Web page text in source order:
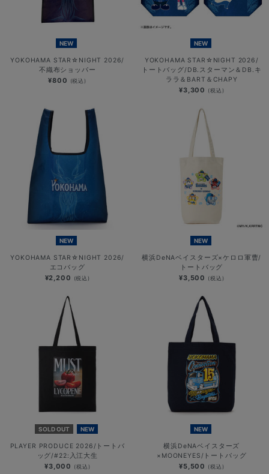
NEW
YOKOHAMA STAR☆NIGHT 2026/
不織布ショッパー
¥800 (税込)
NEW
YOKOHAMA STAR☆NIGHT 2026/
トートバッグ/DB.スターマン＆DB.キ
ララ＆BART＆CHAPY
¥3,300 (税込)
NEW
YOKOHAMA STAR☆NIGHT 2026/
エコバッグ
¥2,200 (税込)
NEW
横浜DeNAベイスターズ×ケロロ軍曹/
トートバッグ
¥3,500 (税込)
SOLD OUT NEW
PLAYER PRODUCE 2026/トートバ
ッグ/#22:入江大生
¥3,000 (税込)
NEW
横浜DeNAベイスターズ
×MOONEYES/トートバッグ
¥5,500 (税込)